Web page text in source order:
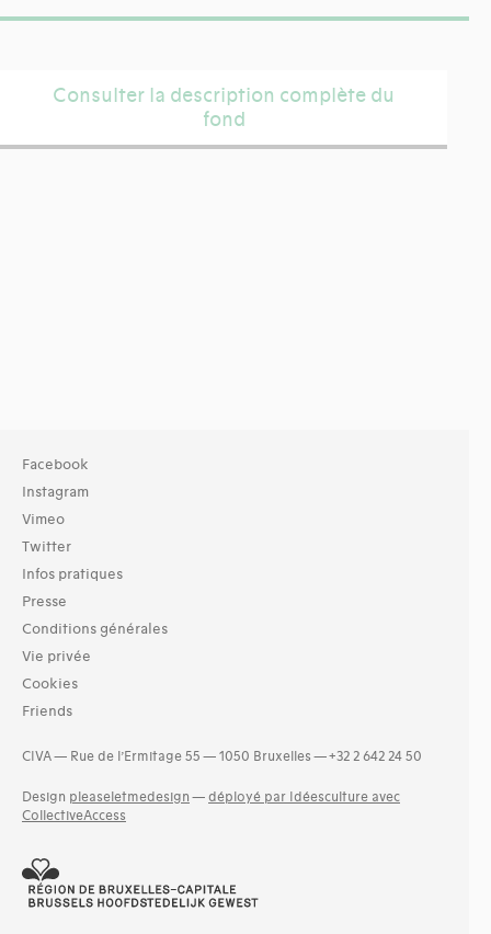
Consulter la description complète du
fond
Facebook
Instagram
Vimeo
Twitter
Infos pratiques
Presse
Conditions générales
Vie privée
Cookies
Friends
CIVA — Rue de l’Ermitage 55 — 1050 Bruxelles — +32 2 642 24 50
Design pleaseletmedesign — déployé par Idéesculture avec
CollectiveAccess